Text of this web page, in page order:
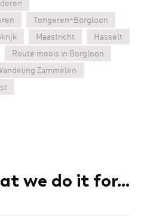
Tongeren-Borgloon
Maastricht
Hasselt
Route moois in Borgloon
Zammelen
we do it for...